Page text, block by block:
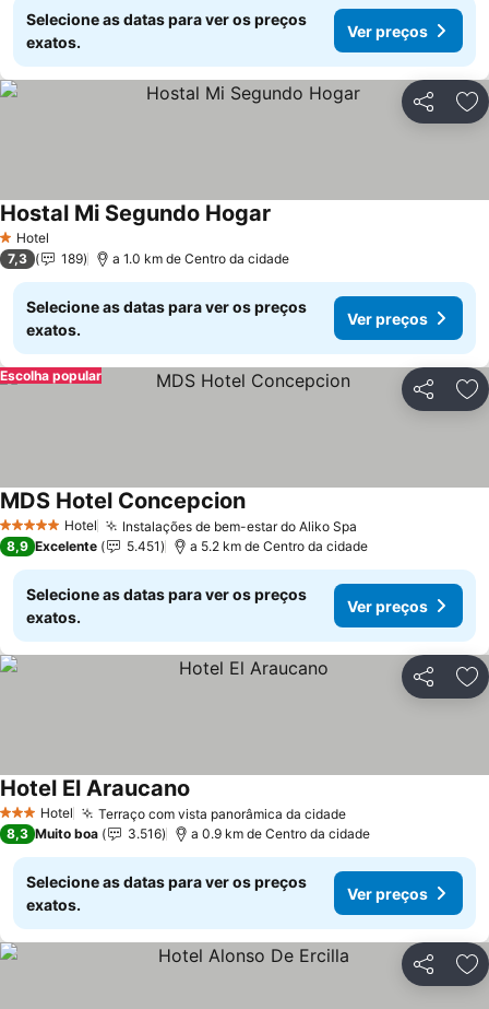
Selecione as datas para ver os preços
exatos.
Ver preços
Partilhar
1 Estrelas
Hotel
Hostal Mi Segundo Hogar
7,3 189 a 1.0 km de Centro da cidade
Selecione as datas para ver os preços
exatos.
Ver preços
Partilhar
Escolha popular
5 Estrelas Hotel Instalações de bem-estar do Aliko Spa
MDS Hotel ConcepcionVer preços
8,9 Excelente 5.451 a 5.2 km de Centro da cidade
Selecione as datas para ver os preços
exatos.
Ver preços
Partilhar
3 EstrelasHotel Terraço com vista panorâmica da cidadeVer preços
Hotel El Araucano
8,3 Muito boa 3.516 a 0.9 km de Centro da cidade
Selecione as datas para ver os preços
exatos.
Ver preços
Partilhar